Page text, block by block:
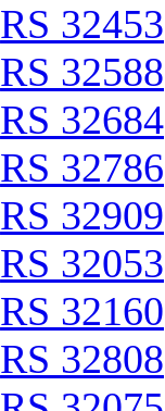
RS 32453
RS 32588
RS 32684
RS 32786
RS 32909
RS 32053
RS 32160
RS 32808